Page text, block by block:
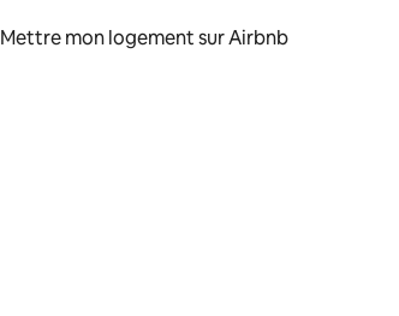
Mettre mon logement sur Airbnb